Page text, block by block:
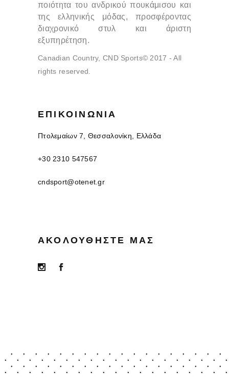
ποιότητα του ανδρικού πουκάμισου και
της ελληνικής μόδας, προσφέροντας
διαχρονικό στυλ και άριστη
εξυπηρέτηση.
Canadian Country, CND Sports© 2017 - All
rights reserved.
ΕΠΙΚΟΙΝΩΝΊΑ
Πτολεμαίων 7, Θεσσαλονίκη, Ελλάδα
+30 2310 547567
cndsport@otenet.gr
ΑΚΟΛΟΥΘΉΣΤΕ ΜΑΣ